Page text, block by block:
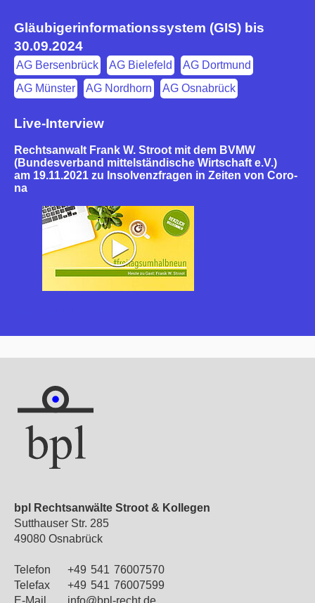
Gläubigerinformations­system (GIS) bis
30.09.2024
AG Bersenbrück AG Bielefeld
AG Dortmund
AG Münster
AG Nordhorn AG Osnabrück
Live-In­ter­view
Rechts­an­walt Frank W. Stroot mit dem BVMW
(Bun­des­ver­band mit­tel­stän­di­sche Wirt­schaft e.V.)
am 19.11.2021 zu In­sol­venz­fra­gen in Zeiten von Co­ro­
na
bpl Rechtsanwälte Stroot & Kollegen
Sutthauser Str. 285
49080 Osnabrück
Telefon +49 541 76007570
Telefax
+49 541 76007599